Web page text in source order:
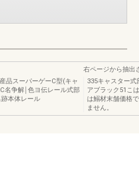
品スーパーゲーC型(キャ
名争解￨色ヨ伝レール式部
本体レール
右ページから抽出
335キャスター
アブラック51こ
は鰯材末舗価格
ません。